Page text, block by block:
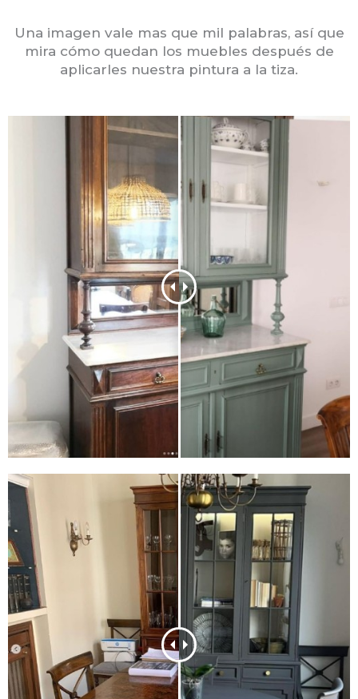
Una imagen vale mas que mil palabras, así que
mira cómo quedan los muebles después de
aplicarles nuestra pintura a la tiza.